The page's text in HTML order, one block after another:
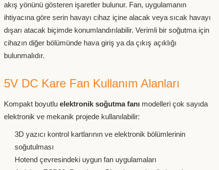
akış yönünü gösteren işaretler bulunur. Fan, uygulamanın
ihtiyacına göre serin havayı cihaz içine alacak veya sıcak havayı
dışarı atacak biçimde konumlandırılabilir. Verimli bir soğutma için
cihazın diğer bölümünde hava giriş ya da çıkış açıklığı
bulunmalıdır.
5V DC Kare Fan Kullanım Alanları
Kompakt boyutlu elektronik soğutma fanı modelleri çok sayıda
elektronik ve mekanik projede kullanılabilir:
3D yazıcı kontrol kartlarının ve elektronik bölümlerinin
soğutulması
Hotend çevresindeki uygun fan uygulamaları